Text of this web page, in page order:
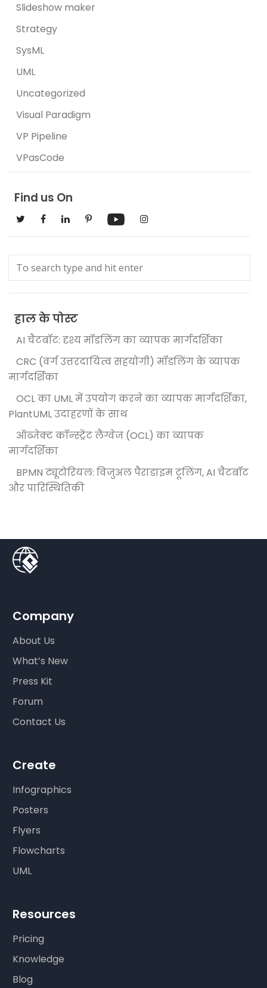
Slideshow maker
Strategy
SysML
UML
Uncategorized
Visual Paradigm
VP Pipeline
VPasCode
Find us On
हाल के पोस्ट
AI चैटबॉट: दृश्य मॉडलिंग का व्यापक मार्गदर्शिका
CRC (वर्ग उत्तरदायित्व सहयोगी) मॉडलिंग के व्यापक
मार्गदर्शिका
OCL का UML में उपयोग करने का व्यापक मार्गदर्शिका,
PlantUML उदाहरणों के साथ
ऑब्जेक्ट कॉन्स्ट्रेंट लैंग्वेज (OCL) का व्यापक
मार्गदर्शिका
BPMN ट्यूटोरियल: विजुअल पैराडाइम टूलिंग, AI चैटबॉट
और पारिस्थितिकी
Company
About Us
What’s New
Press Kit
Forum
Contact Us
Create
Infographics
Posters
Flyers
Flowcharts
UML
Resources
Pricing
Knowledge
Blog